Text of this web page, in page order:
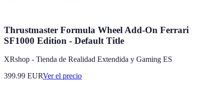
Thrustmaster Formula Wheel Add-On Ferrari
SF1000 Edition - Default Title
XRshop - Tienda de Realidad Extendida y Gaming ES
399.99 EURVer el precio